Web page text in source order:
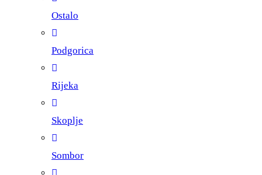
Ostalo
Podgorica
Rijeka
Skoplje
Sombor